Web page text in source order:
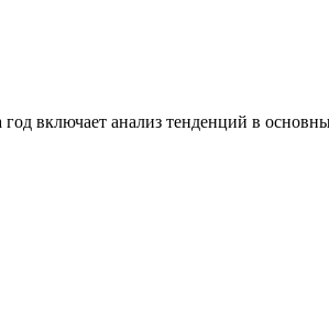
включает анализ тенденций в